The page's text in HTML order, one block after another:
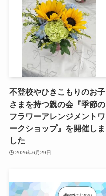
不登校やひきこもりのお子
さまを持つ親の会『季節の
フラワーアレンジメントワ
ークショップ』を開催しま
した
2026年6月29日